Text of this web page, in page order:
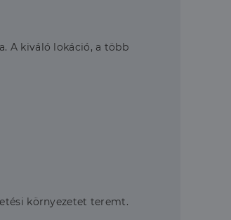
A kiváló lokáció, a több
környezetet teremt.